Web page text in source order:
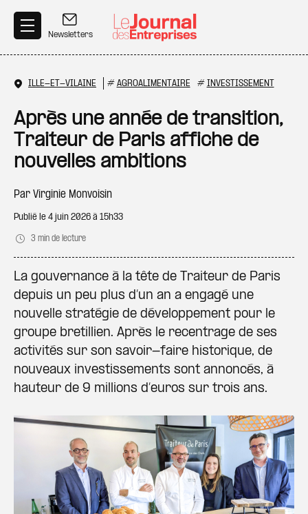
Newsletters
ILLE-ET-VILAINE # AGROALIMENTAIRE # INVESTISSEMENT
Après une année de transition,
Traiteur de Paris affiche de
nouvelles ambitions
Par Virginie Monvoisin
Publié le 4 juin 2026 à 15h33
3 min de lecture
La gouvernance à la tête de Traiteur de Paris
depuis un peu plus d’un an a engagé une
nouvelle stratégie de développement pour le
groupe bretillien. Après le recentrage de ses
activités sur son savoir-faire historique, de
nouveaux investissements sont annoncés, à
hauteur de 9 millions d’euros sur trois ans.